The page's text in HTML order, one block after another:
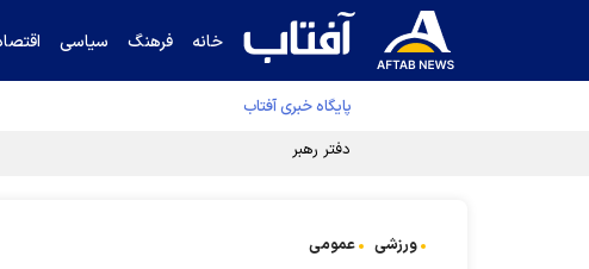
خانه فرهنگ سیاسی
پایگاه خبری آفتاب
دفتر رهبر انقلاب ادعای خرازی درباره پزشکیان را تکذیب
ورزشی عمومی